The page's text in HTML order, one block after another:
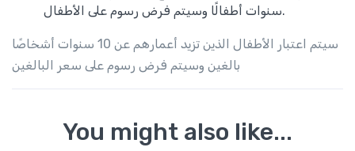
سنوات أطفالًا وسيتم فرض رسوم على الأطفال.
سيتم اعتبار الأطفال الذين تزيد أعمارهم عن 10 سنوات أشخاصًا
بالغين وسيتم فرض رسوم على سعر البالغين
You might also like...